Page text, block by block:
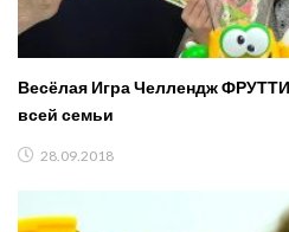
Весёлая Игра Челлендж
всей семьи
28.09.2018